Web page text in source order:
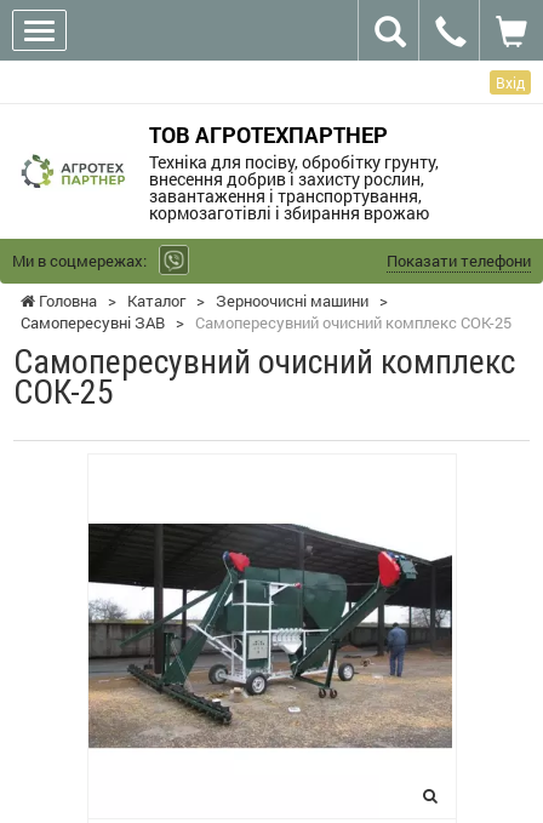
Вхід
ТОВ АГРОТЕХПАРТНЕР
Техніка для посіву, обробітку грунту,
внесення добрив і захисту рослин,
завантаження і транспортування,
кормозаготівлі і збирання врожаю
Ми в соцмережах:
Показати телефони
Головна > Каталог > Зерноочисні машини >
Самопересувні ЗАВ > Самопересувний очисний комплекс СОК-25
Самопересувний очисний комплекс
СОК-25